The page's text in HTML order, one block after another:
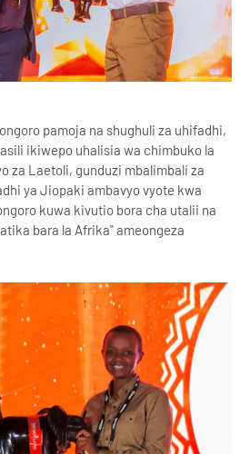
pamoja na shughuli za uhifadhi,
ikiwepo uhalisia wa chimbuko la
za Laetoli, gunduzi mbalimbali za
ya Jiopaki ambavyo vyote kwa
kuwa kivutio bora cha utalii na
bara la Afrika" ameongeza